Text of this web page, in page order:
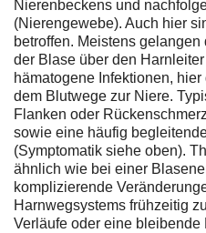
Nierenbeckens und
(Nierengewebe). Auch hier
betroffen. Meistens
der Blase über den
hämatogene Infektionen,
dem Blutwege zur Niere.
Flanken oder
sowie eine häufig
(Symptomatik siehe oben).
ähnlich wie bei einer
komplizierende
Harnwegsystems frühzeitig
Verläufe oder eine